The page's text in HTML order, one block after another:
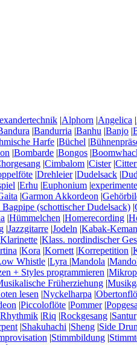
|Alphorn |Angelica |
|Bandurria |Banhu |Banjo |
Harfe |Büchel |
|Bombarde |Bongos |
|Cimbalom |Cister|
|Drehleier|Dudelsack |
|Erhu |Euphonium |
|Garmon Akkordeon |
(schottischer Dudelsack) |
|Hümmelchen |Homerecording |
|Jazzgitarre |Jodeln |Kabak-
Klarinette |Klass. nordindischer
|Kora |Kornett|Korrepetition |
Whistle |Lyra |Mandola |
+ Styles programmieren |
Früherziehung |
lesen |Nyckelharpa |
|Piccoloflöte |Pommer|
Rhythmik |Riq |Rockgesang |Santur
|Shakuhachi |Sheng |Side
|Stimmbildung |